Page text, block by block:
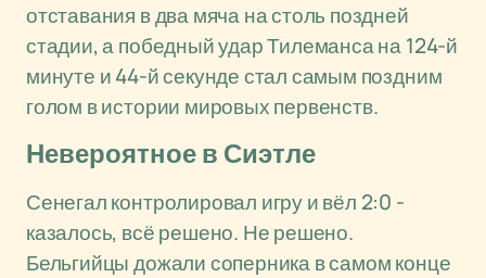
отставания в два мяча на столь поздней
стадии, а победный удар Тилеманса на 124-й
минуте и 44-й секунде стал самым поздним
голом в истории мировых первенств.
Невероятное в Сиэтле
Сенегал контролировал игру и вёл 2:0 -
казалось, всё решено. Не решено.
Бельгийцы дожали соперника в самом конце